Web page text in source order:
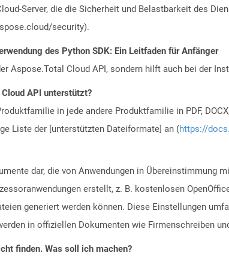
Server, die die Sicherheit und Belastbarkeit des
security).
des Python SDK: Ein Leitfaden für Anfänger
Aspose.Total Cloud API, sondern hilft auch bei der
API unterstützt?
in jede andere Produktfamilie in PDF, DOCX,
Liste der [unterstützten Dateiformate] an (https://
dar, die von Anwendungen in Übereinstimmung
erstellt, z. B. kostenlosen
generiert werden können. Diese Einstellungen
in offiziellen Dokumenten wie Firmenschreiben
finden. Was soll ich machen?